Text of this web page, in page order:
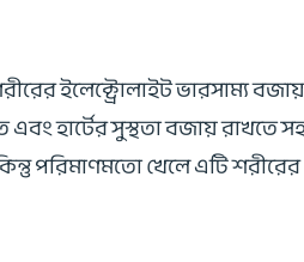
ইলেক্ট্রোলাইট ভারসাম্য
এবং হার্টের সুস্থতা বজায়
পরিমাণমতো খেলে এটি